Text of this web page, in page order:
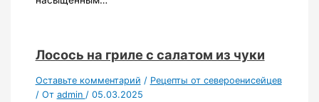
Лосось на гриле с салатом из чуки
Оставьте комментарий / Рецепты от североенисейцев
/ От admin / 05.03.2025